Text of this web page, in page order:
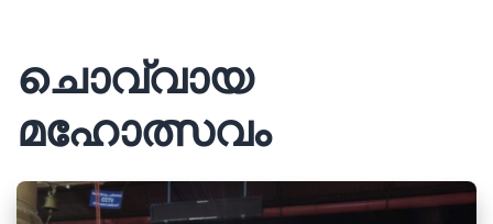
ചൊവ്വായ
മഹോത്സവം